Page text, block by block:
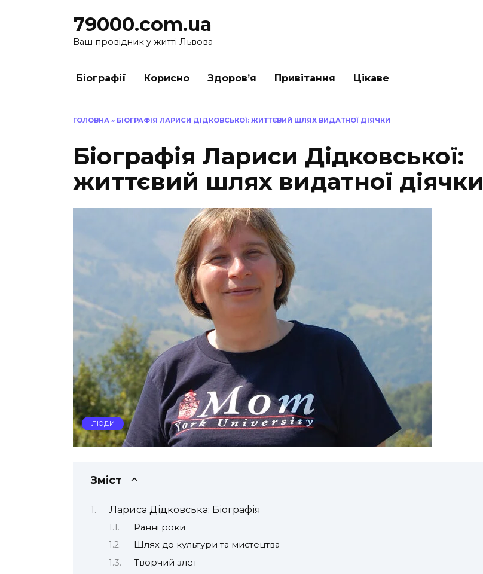
79000.com.ua
Ваш провідник у житті Львова
Біографії Корисно Здоров’я Привітання Цікаве
ГОЛОВНА » БІОГРАФІЯ ЛАРИСИ ДІДКОВСЬКОЇ: ЖИТТЄВИЙ ШЛЯХ ВИДАТНОЇ ДІЯЧКИ
Біографія Лариси Дідковської:
життєвий шлях видатної діячки
ЛЮДИ
Зміст
Лариса Дідковська: Біографія
Ранні роки
Шлях до культури та мистецтва
Творчий злет